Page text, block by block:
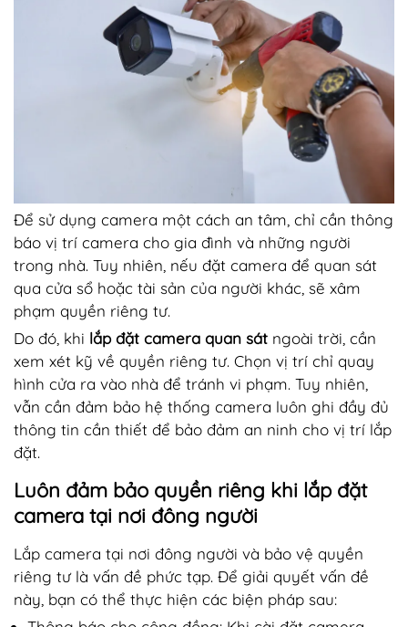
Để sử dụng camera một cách an tâm, chỉ cần thông
báo vị trí camera cho gia đình và những người
trong nhà. Tuy nhiên, nếu đặt camera để quan sát
qua cửa sổ hoặc tài sản của người khác, sẽ xâm
phạm quyền riêng tư.
Do đó, khi lắp đặt camera quan sát ngoài trời, cần
xem xét kỹ về quyền riêng tư. Chọn vị trí chỉ quay
hình cửa ra vào nhà để tránh vi phạm. Tuy nhiên,
vẫn cần đảm bảo hệ thống camera luôn ghi đầy đủ
thông tin cần thiết để bảo đảm an ninh cho vị trí lắp
đặt.
Luôn đảm bảo quyền riêng khi lắp đặt
camera tại nơi đông người
Lắp camera tại nơi đông người và bảo vệ quyền
riêng tư là vấn đề phức tạp. Để giải quyết vấn đề
này, bạn có thể thực hiện các biện pháp sau: